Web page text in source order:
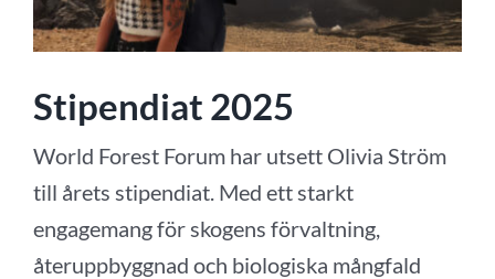
Stipendiat 2025
World Forest Forum har utsett Olivia Ström
till årets stipendiat. Med ett starkt
engagemang för skogens förvaltning,
återuppbyggnad och biologiska mångfald